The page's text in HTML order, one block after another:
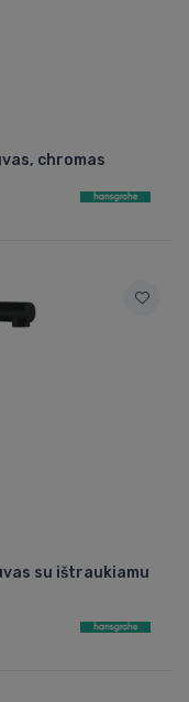
chromas
su ištraukiamu